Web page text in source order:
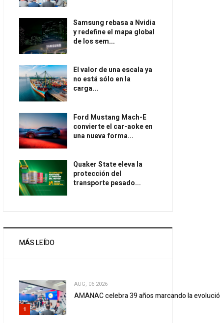
Samsung rebasa a Nvidia
y redefine el mapa global
de los sem...
El valor de una escala ya
no está sólo en la
carga...
Ford Mustang Mach-E
convierte el car-aoke en
una nueva forma...
Quaker State eleva la
protección del
transporte pesado...
MÁS LEÍDO
1
AUG, 06 2026
AMANAC celebra 39 años marcando la